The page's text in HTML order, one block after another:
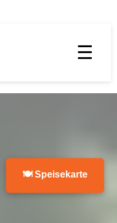
☰
🍽 Speisekarte